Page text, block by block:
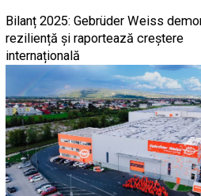
Bilanț 2025: Gebrüder Weiss
reziliență și raportează creștere
internațională